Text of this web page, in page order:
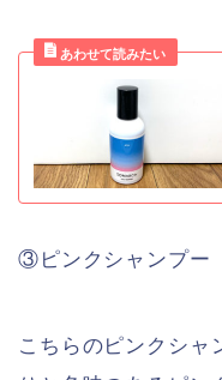
③ピンクシャンプー
こちらのピンクシャ